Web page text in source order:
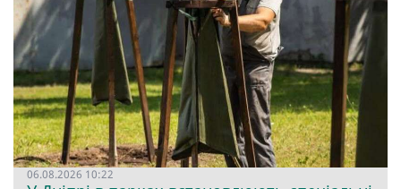
06.08.2026 10:22